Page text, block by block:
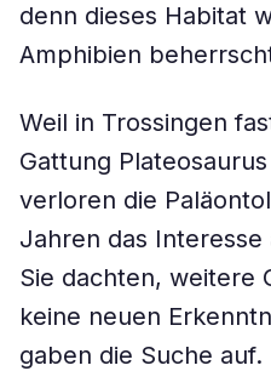
denn dieses Habitat
Amphibien
Weil in Trossingen
Gattung Plateosaurus
verloren die
Jahren das
Sie dachten, weitere
keine neuen
gaben die Suche